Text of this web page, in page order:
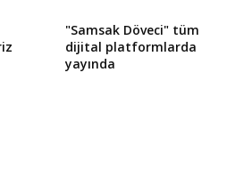
"Samsak Döveci" tüm
dijital platformlarda
yayında